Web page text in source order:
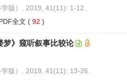
版）. 2019, 41(11): 1-12.
全文 ( 92 )
梦》窥听叙事比较论
版）. 2019, 41(11): 13-26.